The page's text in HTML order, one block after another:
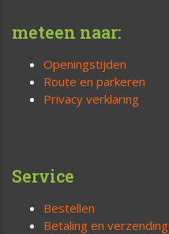
meteen naar:
Openingstijden
Route en parkeren
Privacy verklaring
Service
Bestellen
Betaling en verzending